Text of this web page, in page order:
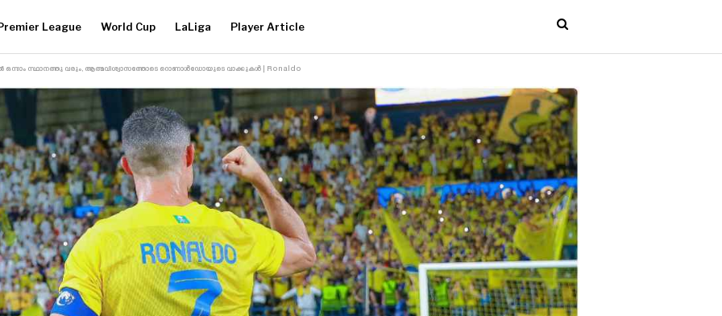
League World Cup LaLiga Player Article
ഒന്നാം സ്ഥാനത്തു വരും, ആത്മവിശ്വാസത്തോടെ റൊണാൾഡോയുടെ വാക്കുകൾ | Ronaldo